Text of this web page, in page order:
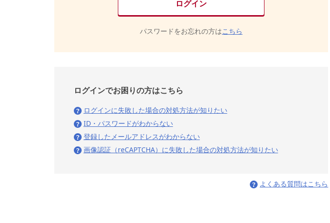
パスワードをお忘れの方はこちら
ログインでお困りの方はこちら
ログインに失敗した場合の対処方法が知りたい
ID・パスワードがわからない
登録したメールアドレスがわからない
画像認証（reCAPTCHA）に失敗した場合の対処方法が知りたい
よくある質問はこちら